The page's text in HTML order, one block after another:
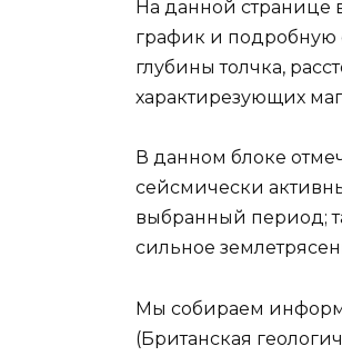
На данной странице
график и подробную
глубины толчка,
характирезующих
В данном блоке
сейсмически
выбранный период;
сильное
Мы собираем
(Британская